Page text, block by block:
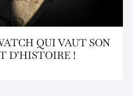
QUI VAUT SON
D’HISTOIRE !